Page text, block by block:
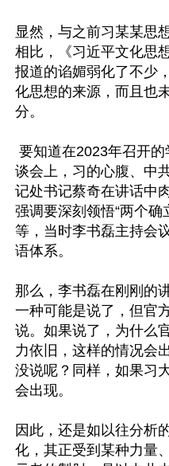
显然，与之前习某某思
相比，《习近平文化思
报道的谄媚弱化了不少
化思想的来源，而且也
分。
谈会上，习的心腹、中
记处书记蔡奇在讲话中
强调要深刻领悟“两个确
等，当时李书磊主持会
语体系。
那么，李书磊在刚刚的
一种可能是说了，但官
说。如果说了，为什么
力依旧，这样的情况会
没说呢？同样，如果习
会出现。
因此，还是如以往分析
化，其正受到某种力量